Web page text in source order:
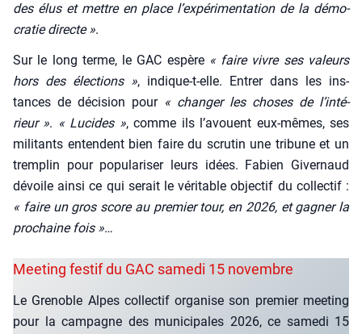
des élus et mettre en place l’ex­pé­ri­men­ta­tion de la démo­
cra­tie directe ».
Sur le long terme, le GAC espère « faire vivre ses valeurs
hors des élec­tions », indique-t-elle. Entrer dans les ins­
tances de déci­sion pour « chan­ger les choses de l’in­té­
rieur ». « Lucides », comme ils l’a­vouent eux-mêmes, ses
mili­tants entendent bien faire du scru­tin une tri­bune et un
trem­plin pour popu­la­ri­ser leurs idées. Fabien Giver­naud
dévoile ain­si ce qui serait le véri­table objec­tif du col­lec­tif :
« faire un gros score au pre­mier tour, en 2026, et gagner la
pro­chaine fois »…
Meeting festif du GAC samedi 15 novembre
Le Gre­noble Alpes col­lec­tif orga­nise son pre­mier mee­ting
pour la cam­pagne des muni­ci­pales 2026, ce same­di 15